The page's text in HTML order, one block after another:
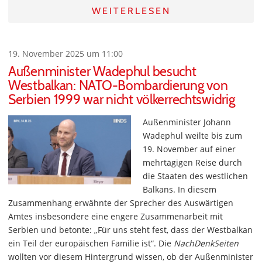
WEITERLESEN
19. November 2025 um 11:00
Außenminister Wadephul besucht
Westbalkan: NATO-Bombardierung von
Serbien 1999 war nicht völkerrechtswidrig
Außenminister Johann
Wadephul weilte bis zum
19. November auf einer
mehrtägigen Reise durch
die Staaten des westlichen
Balkans. In diesem
Zusammenhang erwähnte der Sprecher des Auswärtigen
Amtes insbesondere eine engere Zusammenarbeit mit
Serbien und betonte: „Für uns steht fest, dass der Westbalkan
ein Teil der europäischen Familie ist“. Die NachDenkSeiten
wollten vor diesem Hintergrund wissen, ob der Außenminister